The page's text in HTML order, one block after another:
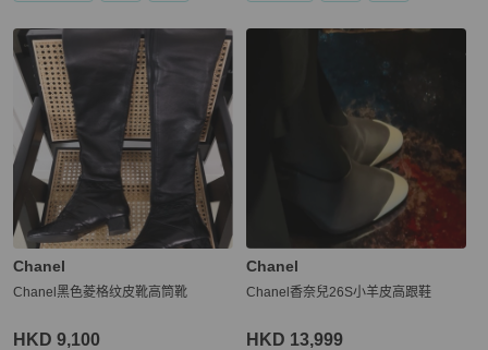
Chanel
Chanel黑色菱格纹皮靴高筒靴
HKD 9,100
Chanel
Chanel香奈兒26S小羊皮高跟鞋
HKD 13,999